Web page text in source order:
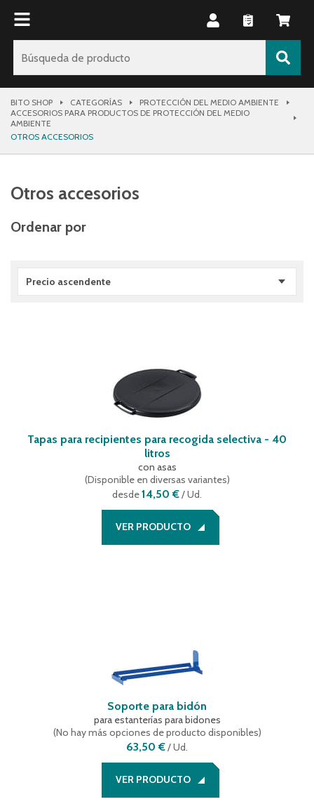
BITO SHOP CATEGORÍAS
PROTECCIÓN DEL MEDIO AMBIENTE
ACCESORIOS PARA PRODUCTOS DE PROTECCIÓN DEL MEDIO
AMBIENTE
OTROS ACCESORIOS
Otros accesorios
Ordenar por
Precio ascendente
Tapas para recipientes para recogida selectiva - 40
litros
con asas
(Disponible en diversas variantes)
desde14,50 €/ Ud.
VER PRODUCTO
Soporte para bidón
para estanterías para bidones
(No hay más opciones de producto disponibles)
63,50 €/Ud.
VER PRODUCTO